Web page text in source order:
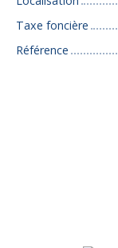
Taxe foncière
Référence